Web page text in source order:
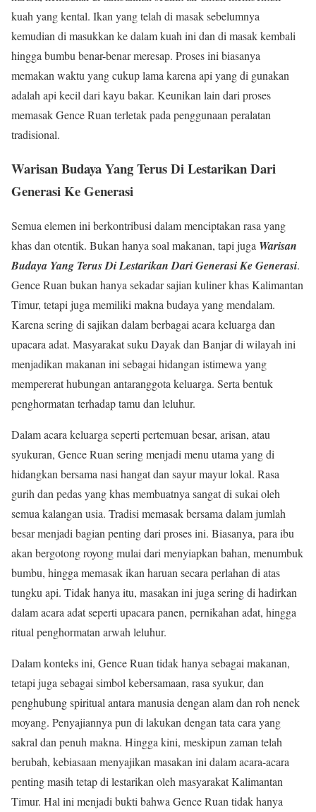
kuah yang kental. Ikan yang telah di masak sebelumnya
kemudian di masukkan ke dalam kuah ini dan di masak kembali
hingga bumbu benar-benar meresap. Proses ini biasanya
memakan waktu yang cukup lama karena api yang di gunakan
adalah api kecil dari kayu bakar. Keunikan lain dari proses
memasak Gence Ruan terletak pada penggunaan peralatan
tradisional.
Warisan Budaya Yang Terus Di Lestarikan Dari
Generasi Ke Generasi
Semua elemen ini berkontribusi dalam menciptakan rasa yang
khas dan otentik. Bukan hanya soal makanan, tapi juga Warisan
Budaya Yang Terus Di Lestarikan Dari Generasi Ke Generasi.
Gence Ruan bukan hanya sekadar sajian kuliner khas Kalimantan
Timur, tetapi juga memiliki makna budaya yang mendalam.
Karena sering di sajikan dalam berbagai acara keluarga dan
upacara adat. Masyarakat suku Dayak dan Banjar di wilayah ini
menjadikan makanan ini sebagai hidangan istimewa yang
mempererat hubungan antaranggota keluarga. Serta bentuk
penghormatan terhadap tamu dan leluhur.
Dalam acara keluarga seperti pertemuan besar, arisan, atau
syukuran, Gence Ruan sering menjadi menu utama yang di
hidangkan bersama nasi hangat dan sayur mayur lokal. Rasa
gurih dan pedas yang khas membuatnya sangat di sukai oleh
semua kalangan usia. Tradisi memasak bersama dalam jumlah
besar menjadi bagian penting dari proses ini. Biasanya, para ibu
akan bergotong royong mulai dari menyiapkan bahan, menumbuk
bumbu, hingga memasak ikan haruan secara perlahan di atas
tungku api. Tidak hanya itu, masakan ini juga sering di hadirkan
dalam acara adat seperti upacara panen, pernikahan adat, hingga
ritual penghormatan arwah leluhur.
Dalam konteks ini, Gence Ruan tidak hanya sebagai makanan,
tetapi juga sebagai simbol kebersamaan, rasa syukur, dan
penghubung spiritual antara manusia dengan alam dan roh nenek
moyang. Penyajiannya pun di lakukan dengan tata cara yang
sakral dan penuh makna. Hingga kini, meskipun zaman telah
berubah, kebiasaan menyajikan masakan ini dalam acara-acara
penting masih tetap di lestarikan oleh masyarakat Kalimantan
Timur. Hal ini menjadi bukti bahwa Gence Ruan tidak hanya